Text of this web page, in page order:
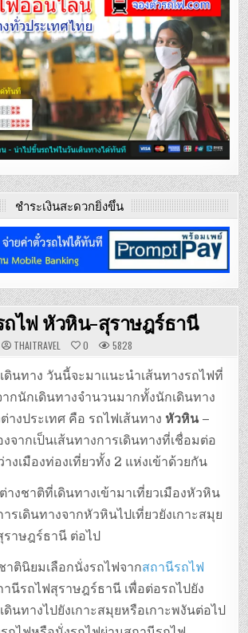
ชำระเงินสะดวกยิ่งขึ้น
ถไฟ หัวหิน-สุราษฎร์ธานี
THAITRAVEL 0 5828
ดินทาง วันนี้จะมาแนะนำเส้นทางรถไฟที่
กนักเดินทางจำนวนมากทั้งนักเดินทาง
างประเทศ คือ รถไฟเส้นทาง หัวหิน –
งจากเป็นเส้นทางการเดินทางที่เชื่อมต่อ
งเมืองท่องเที่ยวทั้ง 2 แห่งเข้าด้วยกัน
างชาติที่เดินทางเข้ามาเที่ยวเมืองหัวหิน
รเดินทางจากหัวหินไปเที่ยวยังเกาะสมุย
ราษฎร์ธานี ต่อไป
าตินิยมเลือกนั่งรถไฟจากสถานีรถไฟ
านีรถไฟสุราษฎร์ธานี เพื่อต่อรถไปยัง
ดินทางไปยังเกาะสมุยหรือเกาะพงันต่อไป